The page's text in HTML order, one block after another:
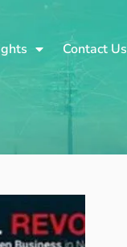
Contact Us